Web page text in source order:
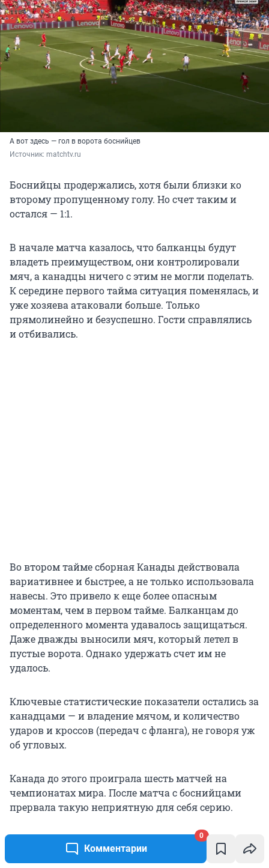
Комментарии
0
А вот здесь — гол в ворота боснийцев
Источник: matchtv.ru
Боснийцы продержались, хотя были близки ко
второму пропущенному голу. Но счет таким и
остался — 1:1.
В начале матча казалось, что балканцы будут
владеть преимуществом, они контролировали
мяч, а канадцы ничего с этим не могли поделать.
К середине первого тайма ситуация поменялась, и
уже хозяева атаковали больше. Только
прямолинейно и безуспешно. Гости справлялись
и отбивались.
Во втором тайме сборная Канады действовала
вариативнее и быстрее, а не только использовала
навесы. Это привело к еще более опасным
моментам, чем в первом тайме. Балканцам до
определенного момента удавалось защищаться.
Даже дважды выносили мяч, который летел в
пустые ворота. Однако удержать счет им не
удалось.
Ключевые статистические показатели остались за
канадцами — и владение мячом, и количество
ударов и кроссов (передач с фланга), не говоря уж
об угловых.
Канада до этого проиграла шесть матчей на
чемпионатах мира. После матча с боснийцами
прервала такую неприятную для себя серию.
США разнесли Парагвай
В Лос-Анджелесе сборная США без проблем